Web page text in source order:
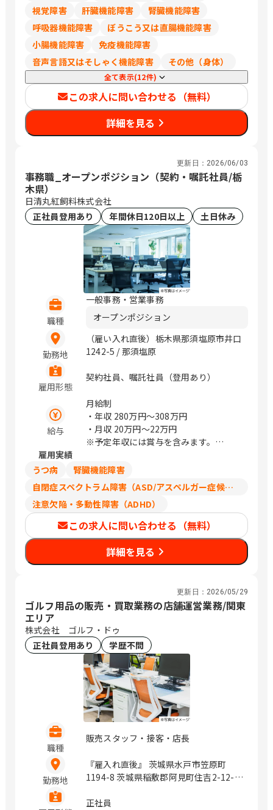
視覚障害
肝臓機能障害
腎臓機能障害
呼吸器機能障害
ぼうこう又は直腸機能障害
小腸機能障害
免疫機能障害
音声言語又はそしゃく機能障害
その他（身体）
全て表示(12件)
この求人に問い合わせる（無料）
詳細を見る
更新日： 2026/06/03
事務職_オープンポジション（契約・嘱託社員/栃
木県）
日清丸紅飼料株式会社
正社員登用あり
年間休日120日以上 土日休み
職種
一般事務・営業事務
オープンポジション
勤務地
（雇い入れ直後）栃木県那須塩原市井口
1242-5 / 那須塩原
雇用形態
契約社員、嘱託社員（登用あり）
給与
月給制
・年収 280万円〜308万円
・月収 20万円〜22万円
※予定年収には賞与を含みます。
※上記は契約社員としての給与です。経
験等により正社員スタートでの採用可能
性もございます。
雇用実績
うつ病
腎臓機能障害
自閉症スペクトラム障害（ASD/アスペルガー症候群/広汎性発達障害）
注意欠陥・多動性障害（ADHD）
この求人に問い合わせる（無料）
詳細を見る
更新日： 2026/05/29
ゴルフ用品の販売・買取業務の店舗運営業務/関東
エリア
株式会社 ゴルフ・ドゥ
正社員登用あり
学歴不問
職種
販売スタッフ・接客・店長
勤務地
『雇入れ直後』 茨城県水戸市笠原町
1194-8 茨城県稲敷郡阿見町住吉2-12-
宇都宮市長岡町横堀797 群馬県伊勢崎市
正社員